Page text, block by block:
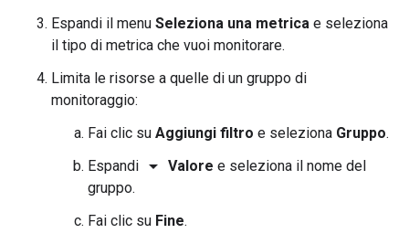
Espandi il menu Seleziona una metrica e seleziona
il tipo di metrica che vuoi monitorare.
Limita le risorse a quelle di un gruppo di
monitoraggio:
Fai clic su Aggiungi filtro e seleziona Gruppo.
Espandi arrow_drop_down Valore e seleziona il nome del
gruppo.
Fai clic su Fine.